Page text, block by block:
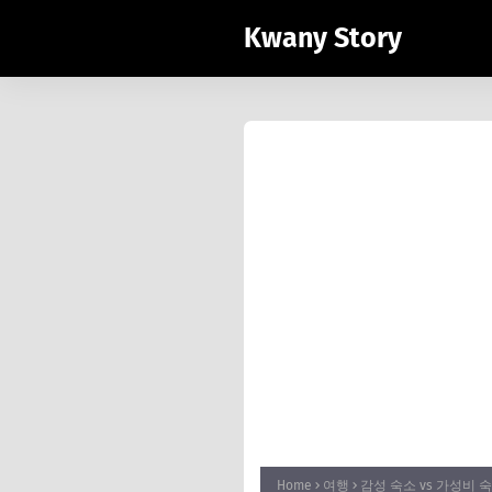
Kwany Story
Home 여행 감성 숙소 vs 가성비